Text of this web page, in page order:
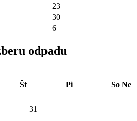
23
30
6
odpadu
Št Pi So Ne
31